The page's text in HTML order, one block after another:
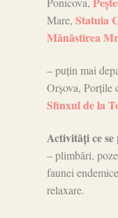
Mare, Statuia
Mănăstirea
– puțin mai
Orșova, Porțile
Sfinxul de la
Activități ce
– plimbări,
faunei
relaxare.